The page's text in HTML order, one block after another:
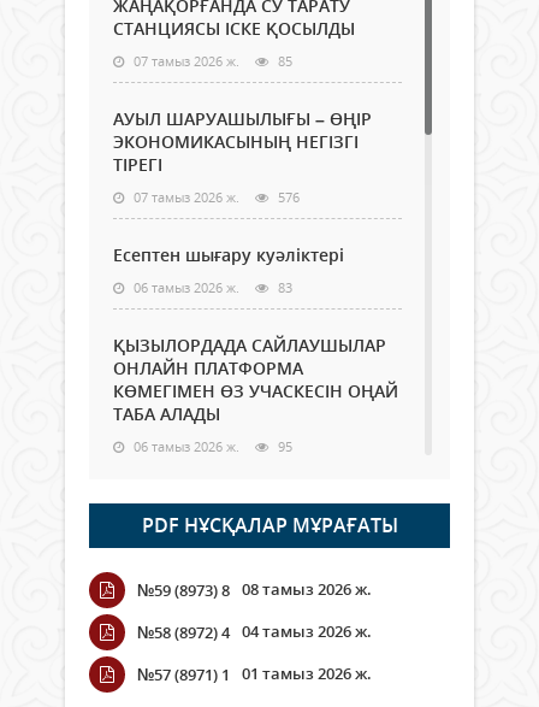
ЖАҢАҚОРҒАНДА СУ ТАРАТУ
СТАНЦИЯСЫ ІСКЕ ҚОСЫЛДЫ
07 тамыз 2026 ж. 85
АУЫЛ ШАРУАШЫЛЫҒЫ – ӨҢІР
ЭКОНОМИКАСЫНЫҢ НЕГІЗГІ
ТІРЕГІ
07 тамыз 2026 ж. 576
Есептен шығару куәліктері
06 тамыз 2026 ж. 83
ҚЫЗЫЛОРДАДА САЙЛАУШЫЛАР
ОНЛАЙН ПЛАТФОРМА
КӨМЕГІМЕН ӨЗ УЧАСКЕСІН ОҢАЙ
ТАБА АЛАДЫ
06 тамыз 2026 ж. 95
Open Air: Қызылорда облысы
полиция департаменті 20
мыңнан астам көрерменнің
қауіпсіздігін қамтамасыз етті
06 тамыз 2026 ж.
Wi-Fi ҚАБЫРҒА АРҚЫЛЫ ҚАЛАЙ
ӨТЕДІ?
PDF НҰСҚАЛАР МҰРАҒАТЫ
№59 (8973) 8 08 тамыз 2026 ж.
№58 (8972) 4 04 тамыз 2026 ж.
№57 (8971) 1
01 тамыз 2026 ж.